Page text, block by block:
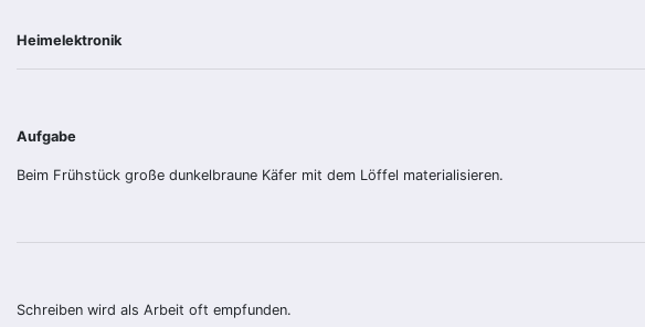
Heimelektronik
Aufgabe
Beim Frühstück große dunkelbraune Käfer mit dem Löffel materialisieren.
Schreiben wird als Arbeit oft empfunden.